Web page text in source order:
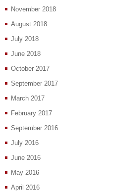
November 2018
August 2018
July 2018
June 2018
October 2017
September 2017
March 2017
February 2017
September 2016
July 2016
June 2016
May 2016
April 2016